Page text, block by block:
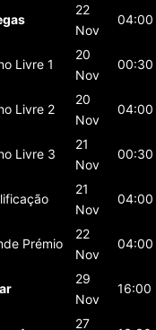
22
Nov
04:00
Livre 1
20
Nov
00:30
Livre 2
20
Nov
04:00
Livre 3
21
Nov
00:30
21
Nov
04:00
Prémio
22
Nov
04:00
29
Nov
16:00
27